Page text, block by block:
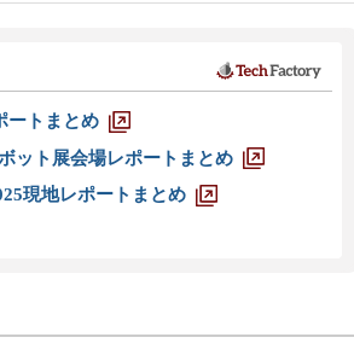
ートまとめ
ット展会場レポートまとめ
現地レポートまとめ